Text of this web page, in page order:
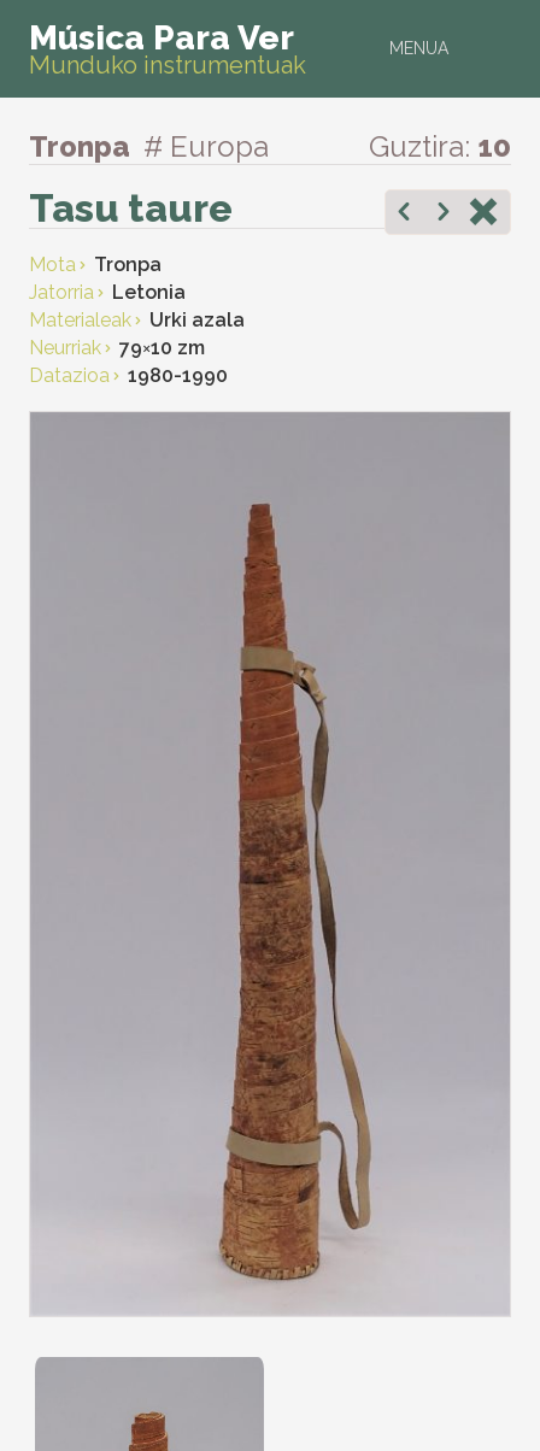
MENUA
Música Para Ver
Munduko instrumentuak
Tronpa # Europa Guztira: 10
Tasu taure
Mota
Tronpa
Jatorria
Letonia
Materialeak
Urki azala
Neurriak
79×10 zm
Datazioa
1980-1990